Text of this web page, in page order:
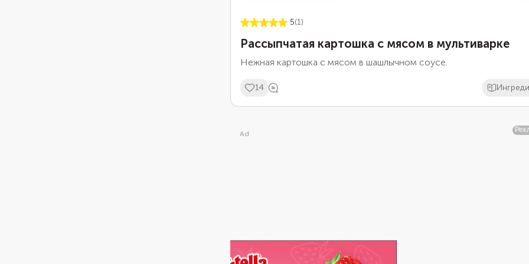
5(1)
Рассыпчатая картошка с мясом в мультиварке
Нежная картошка с мясом в шашлычном соусе.
14
Ad